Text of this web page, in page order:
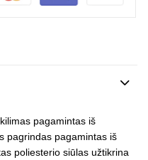
pagamintas iš
pagrindas pagamintas iš
poliesterio siūlas užtikrina